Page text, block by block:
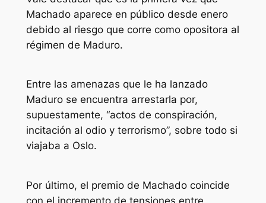
Machado aparece en público desde enero
debido al riesgo que corre como opositora al
régimen de Maduro.
Entre las amenazas que le ha lanzado
Maduro se encuentra arrestarla por,
supuestamente, “actos de conspiración,
incitación al odio y terrorismo”, sobre todo si
viajaba a Oslo.
Por último, el premio de Machado coincide